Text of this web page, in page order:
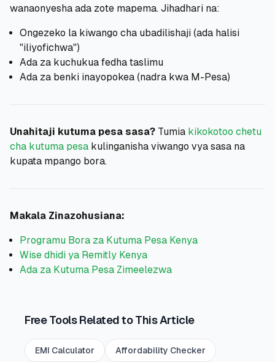
wanaonyesha ada zote mapema. Jihadhari na:
Ongezeko la kiwango cha ubadilishaji (ada halisi
"iliyofichwa")
Ada za kuchukua fedha taslimu
Ada za benki inayopokea (nadra kwa M-Pesa)
Unahitaji kutuma pesa sasa? Tumia kikokotoo chetu
cha kutuma pesa kulinganisha viwango vya sasa na
kupata mpango bora.
Makala Zinazohusiana:
Programu Bora za Kutuma Pesa Kenya
Wise dhidi ya Remitly Kenya
Ada za Kutuma Pesa Zimeelezwa
Free Tools Related to This Article
EMI Calculator Affordability Checker